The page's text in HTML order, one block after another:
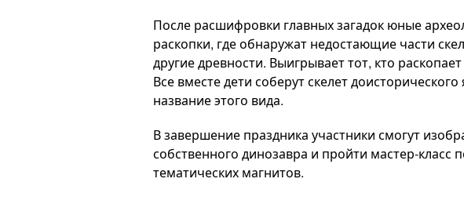
После расшифровки главных загадок юные
раскопки, где обнаружат недостающие части
другие древности. Выигрывает тот, кто
Все вместе дети соберут скелет
название этого вида.
В завершение праздника участники смогут
собственного динозавра и пройти мастер-класс
тематических магнитов.